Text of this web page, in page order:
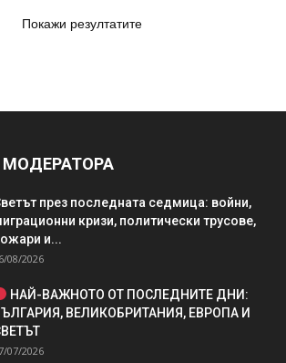
Покажи резултатите
МОДЕРАТОРА
през последната седмица: войни,
кризи, политически трусове,
и...
08/2026
НАЙ-ВАЖНОТО ОТ ПОСЛЕДНИТЕ ДНИ:
ВЕЛИКОБРИТАНИЯ, ЕВРОПА И
07/2026